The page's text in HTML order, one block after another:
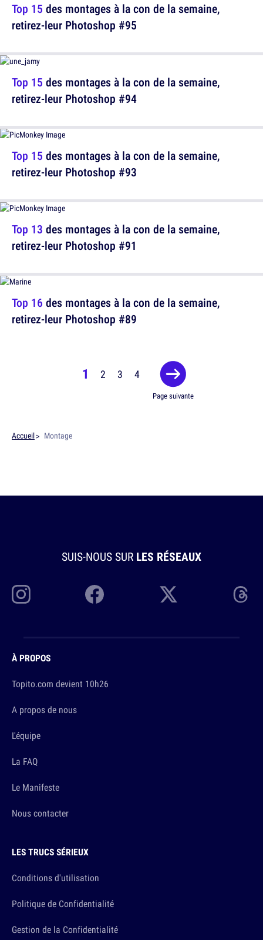
Top 15 des montages à la con de la semaine,
retirez-leur Photoshop #95
Top 15 des montages à la con de la semaine,
retirez-leur Photoshop #93
Top 16 des montages à la con de la semaine,
retirez-leur Photoshop #89
Top 15 des montages à la con de la semaine,
retirez-leur Photoshop #94
Top 13 des montages à la con de la semaine,
retirez-leur Photoshop #91
1 2 3 4
Page suivante
Accueil Montage
SUIS-NOUS SUR LES RÉSEAUX
À PROPOS
Topito.com devient 10h26
A propos de nous
L'équipe
La FAQ
Le Manifeste
Nous contacter
LES TRUCS SÉRIEUX
Conditions d'utilisation
Politique de Confidentialité
Gestion de la Confidentialité